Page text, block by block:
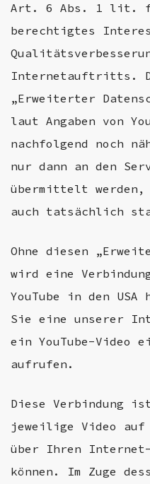
Art. 6 Abs. 1 lit. f)
berechtigtes
Internetauftritts.
„Erweiterter
laut Angaben von
nachfolgend noch
nur dann an den
übermittelt werden,
auch tatsächlich
Ohne diesen
wird eine
YouTube in den
Sie eine unserer
ein YouTube-Video
aufrufen.
Diese Verbindung
jeweilige Video
über Ihren
können. Im Zuge